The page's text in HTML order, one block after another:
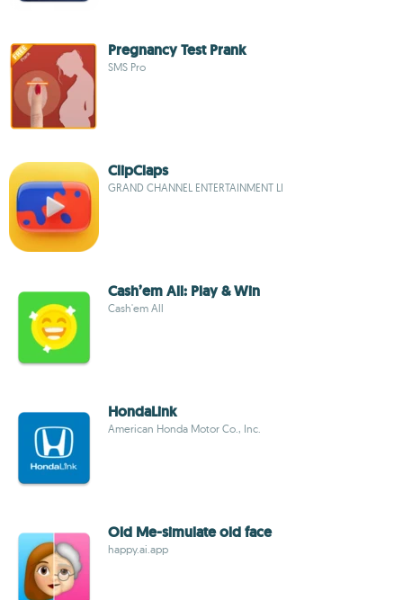
Pregnancy Test Prank
SMS Pro
ClipClaps
GRAND CHANNEL ENTERTAINMENT LI
Cash’em All: Play & Win
Cash'em All
HondaLink
American Honda Motor Co., Inc.
Old Me-simulate old face
happy.ai.app